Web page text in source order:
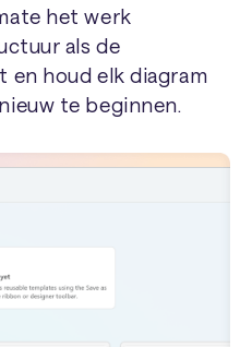
het werk
als de
houd elk diagram
te beginnen.